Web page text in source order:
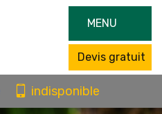
MENU
Devis gratuit
indisponible